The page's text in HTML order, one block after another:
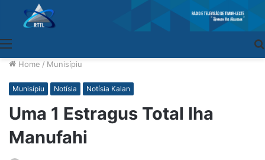
Home / Munisípiu
Munisípiu Notísia Notísia Kalan
Uma 1 Estragus Total Iha
Manufahi